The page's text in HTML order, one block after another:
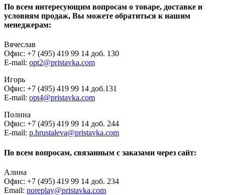
По всем интересующим вопросам о товаре, доставке и
условиям продаж, Вы можете обратиться к нашим
менеджерам:
Вячеслав
Офис: +7 (495) 419 99 14 доб. 130
E-mail: opt2@pristavka.com
Игорь
Офис: +7 (495) 419 99 14 доб.131
E-mail: opt4@pristavka.com
Полина
Офис: +7 (495) 419 99 14 доб. 244
E-mail: p.hrustaleva@pristavka.com
По всем вопросам, связанным с заказами через сайт:
Алина
Офис: +7 (495) 419 99 14 доб. 234
Email: noreplay@pristavka.com